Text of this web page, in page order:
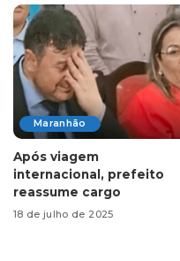
Maranhão
Após viagem
internacional, prefeito
reassume cargo
18 de julho de 2025